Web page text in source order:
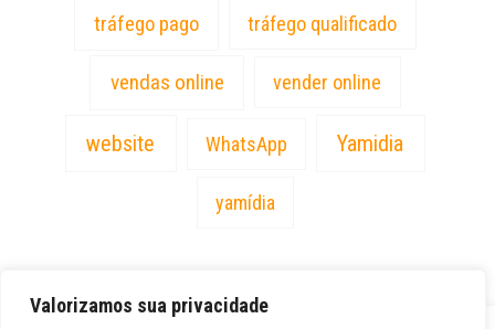
Valorizamos sua privacidade
tráfego pago tráfego qualificado
vendas online vender online
website WhatsApp Yamidia
yamídia